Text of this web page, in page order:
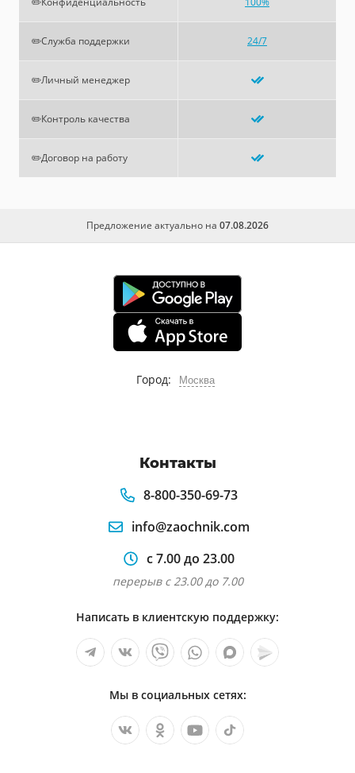
✏️Служба поддержки 24/7
✏️Личный менеджер
✏️Контроль качества
✏️Договор на работу
Предложение актуально на 07.08.2026
Город: Москва
Контакты
8-800-350-69-73
info@zaochnik.com
с 7.00 до 23.00
перерыв с 23.00 до 7.00
Написать в клиентскую поддержку:
Мы в социальных сетях: